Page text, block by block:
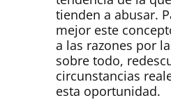
tienden a abusar.
mejor este
a las razones por
sobre todo,
circunstancias
esta oportunidad.